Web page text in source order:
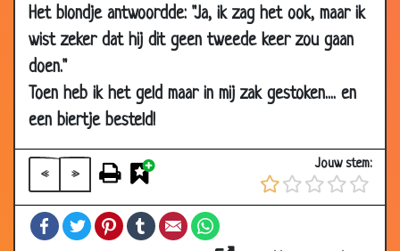
Het blondje antwoordde: "Ja, ik zag het ook, maar ik
wist zeker dat hij dit geen tweede keer zou gaan
doen."
Toen heb ik het geld maar in mij zak gestoken.... en
een biertje besteld!
« »
Jouw stem:
FacebookTwitterPinterestTumblrEmail
25 Nov 2019
Wat heet...
2.82
12 Nov 2019
PubQuiz
3.12
30 Oct 2019
08 Sep
Hovenier
18 May
I don't know 2.45
05 Apr 2019 Bestemming Toronto
03 Feb 2019
Links rijden